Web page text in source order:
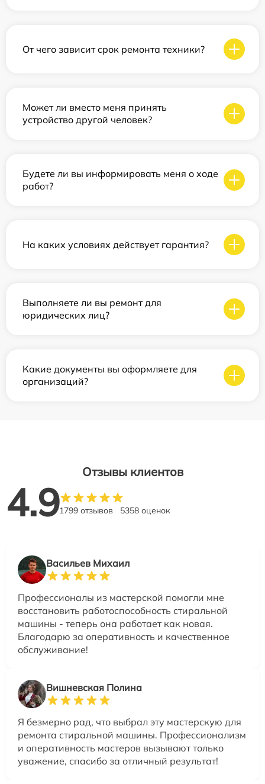
От чего зависит срок ремонта техники?
Может ли вместо меня принять
устройство другой человек?
Будете ли вы информировать меня о ходе
работ?
На каких условиях действует гарантия?
Выполняете ли вы ремонт для
юридических лиц?
Какие документы вы оформляете для
организаций?
Отзывы клиентов
4.91799 отзывов 5358 оценок
Васильев Михаил
Профессионалы из мастерской помогли мне
восстановить работоспособность стиральной
машины - теперь она работает как новая.
Благодарю за оперативность и качественное
обслуживание!
Вишневская Полина
Я безмерно рад, что выбрал эту мастерскую для
ремонта стиральной машины. Профессионализм
и оперативность мастеров вызывают только
уважение, спасибо за отличный результат!